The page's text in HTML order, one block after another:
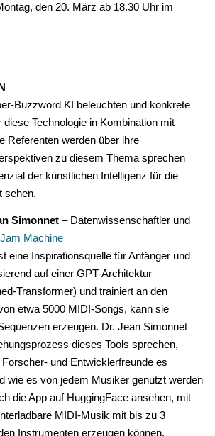
den 20. März ab 18.30 Uhr im
Buzzword KI beleuchten und konkrete
Technologie in Kombination mit
Referenten werden über ihre
zu diesem Thema sprechen
der künstlichen Intelligenz für die
sehen.
Simonnet – Datenwissenschaftler und
Machine
eine Inspirationsquelle für Anfänger und
auf einer GPT-Architektur
Transformer) und trainiert an den
etwa 5000 MIDI-Songs, kann sie
erzeugen. Dr. Jean Simonnet
dieses Tools sprechen,
und Entwicklerfreunde es
wie es von jedem Musiker genutzt werden
die App auf HuggingFace ansehen, mit
MIDI-Musik mit bis zu 3
Instrumenten erzeugen können.